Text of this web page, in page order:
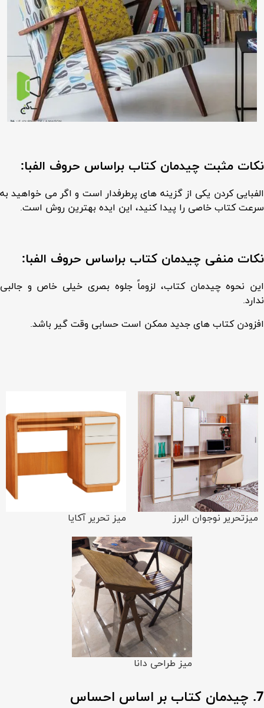
نکات مثبت چیدمان کتاب براساس حروف الفبا:
الفبایی کردن یکی از گزینه های پرطرفدار است و اگر می خواهید به
سرعت کتاب خاصی را پیدا کنید، این ایده بهترین روش است.
نکات منفی چیدمان کتاب براساس حروف الفبا:
این نحوه چیدمان کتاب، لزوماً جلوه بصری خیلی خاص و جالبی
ندارد.
افزودن کتاب های جدید ممکن است حسابی وقت گیر باشد.
میزتحریر نوجوان البرز میز تحریر آکایا
میز طراحی دانا
7. چیدمان کتاب بر اساس احساس